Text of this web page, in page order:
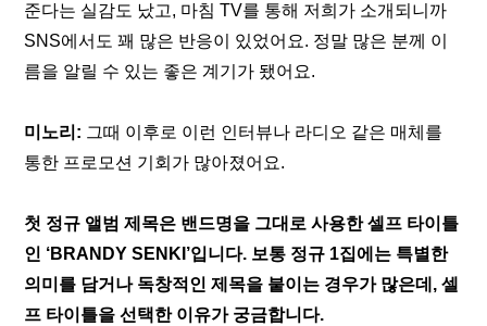
준다는 실감도 났고, 마침 TV를 통해 저희가 소개되니까
SNS에서도 꽤 많은 반응이 있었어요. 정말 많은 분께 이
름을 알릴 수 있는 좋은 계기가 됐어요.
미노리: 그때 이후로 이런 인터뷰나 라디오 같은 매체를
통한 프로모션 기회가 많아졌어요.
첫 정규 앨범 제목은 밴드명을 그대로 사용한 셀프 타이틀
인 ‘BRANDY SENKI’입니다. 보통 정규 1집에는 특별한
의미를 담거나 독창적인 제목을 붙이는 경우가 많은데, 셀
프 타이틀을 선택한 이유가 궁금합니다.